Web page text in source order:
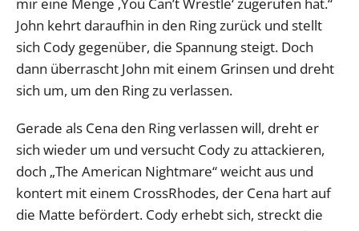
John kehrt daraufhin in den Ring zurück und stellt
sich Cody gegenüber, die Spannung steigt. Doch
dann überrascht John mit einem Grinsen und dreht
sich um, um den Ring zu verlassen.
Gerade als Cena den Ring verlassen will, dreht er
sich wieder um und versucht Cody zu attackieren,
doch „The American Nightmare“ weicht aus und
kontert mit einem CrossRhodes, der Cena hart auf
die Matte befördert. Cody erhebt sich, streckt die